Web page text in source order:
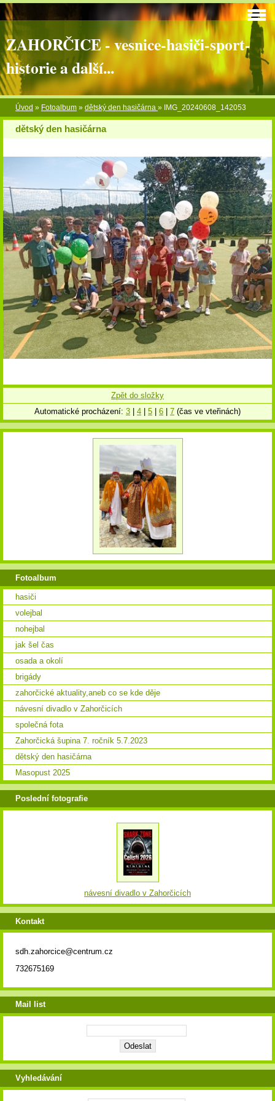
ZAHORČICE - vesnice-hasiči-sport-
historie a další...
Úvod » Fotoalbum » dětský den hasičárna » IMG_20240608_142053
dětský den hasičárna
Zpět do složky
Automatické procházení: 3 4 5 6 7 (čas ve vteřinách)
Fotoalbum
hasiči
volejbal
nohejbal
jak šel čas
osada a okolí
brigády
zahorčické aktuality,aneb co se kde děje
návesní divadlo v Zahorčicích
společná fota
Zahorčická šupina 7. ročník 5.7.2023
dětský den hasičárna
Masopust 2025
Poslední fotografie
návesní divadlo v Zahorčicích
Kontakt
sdh.zahorcice@centrum.cz
732675169
Mail list
Vyhledávání